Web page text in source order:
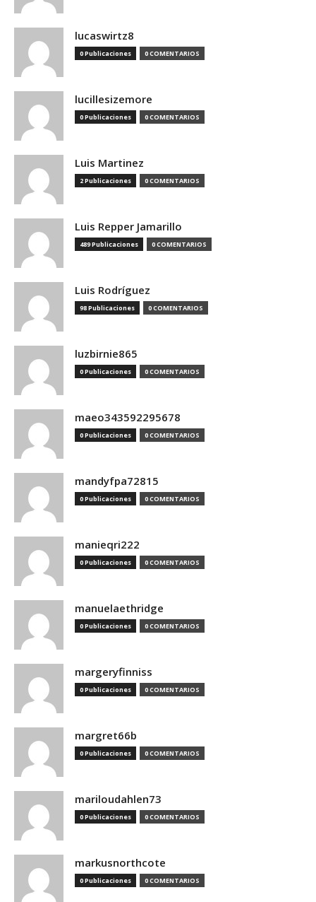
lucaswirtz8
0 Publicaciones 0 COMENTARIOS
lucillesizemore
0 Publicaciones 0 COMENTARIOS
Luis Martinez
2 Publicaciones 0 COMENTARIOS
Luis Repper Jamarillo
489 Publicaciones 0 COMENTARIOS
Luis Rodríguez
98 Publicaciones 0 COMENTARIOS
luzbirnie865
0 Publicaciones 0 COMENTARIOS
maeo343592295678
0 Publicaciones 0 COMENTARIOS
mandyfpa72815
0 Publicaciones 0 COMENTARIOS
manieqri222
0 Publicaciones 0 COMENTARIOS
manuelaethridge
0 Publicaciones 0 COMENTARIOS
margeryfinniss
0 Publicaciones 0 COMENTARIOS
margret66b
0 Publicaciones 0 COMENTARIOS
mariloudahlen73
0 Publicaciones 0 COMENTARIOS
markusnorthcote
0 Publicaciones 0 COMENTARIOS